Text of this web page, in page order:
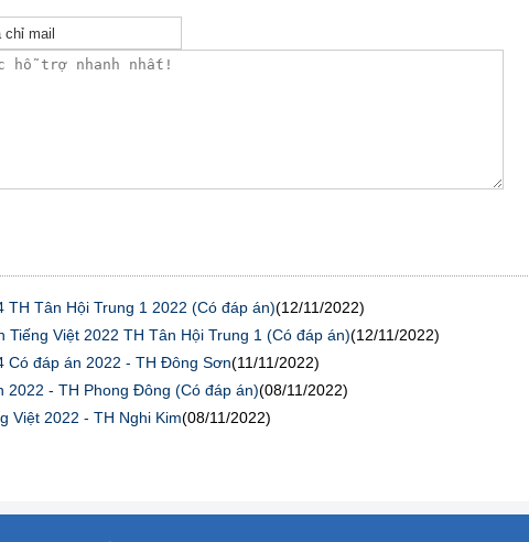
Tân Hội Trung 1 2022 (Có đáp án)(12/11/2022)
Việt 2022 TH Tân Hội Trung 1 (Có đáp án)(12/11/2022)
Có đáp án 2022 - TH Đông Sơn(11/11/2022)
- TH Phong Đông (Có đáp án)(08/11/2022)
Việt 2022 - TH Nghi Kim(08/11/2022)